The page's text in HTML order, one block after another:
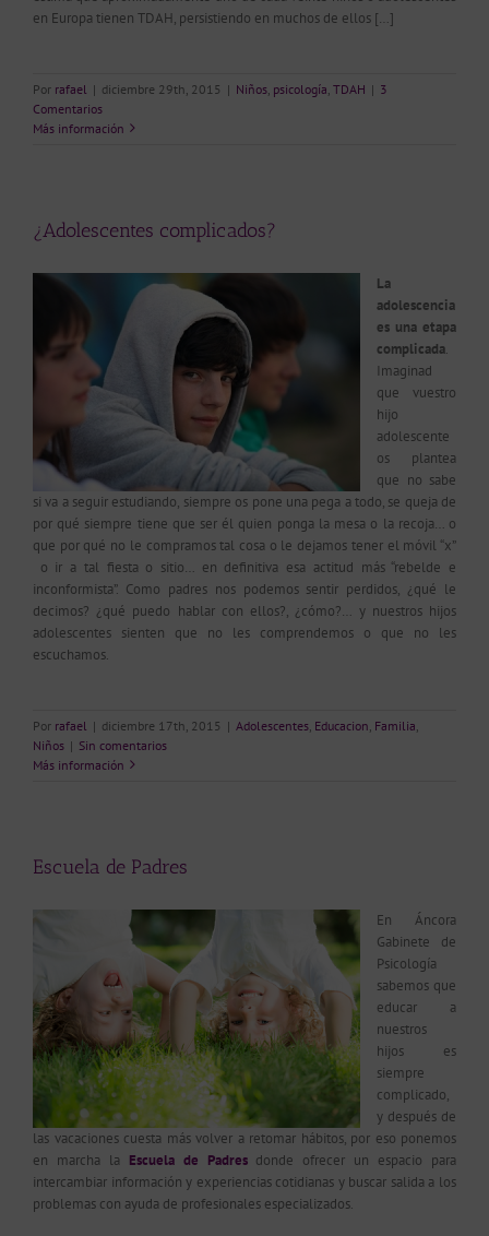
en Europa tienen TDAH, persistiendo en muchos de ellos […]
Por rafael | diciembre 29th, 2015 | Niños psicología TDAH | 3
Comentarios
Más información
¿Adolescentes complicados?
La
adolescencia
es una etapa
complicada.
Imaginad
que vuestro
hijo
adolescente
os plantea
que no sabe
si va a seguir estudiando, siempre os pone una pega a todo, se queja de
por qué siempre tiene que ser él quien ponga la mesa o la recoja… o
que por qué no le compramos tal cosa o le dejamos tener el móvil “x”
o ir a tal fiesta o sitio… en definitiva esa actitud más “rebelde e
inconformista”. Como padres nos podemos sentir perdidos, ¿qué le
decimos? ¿qué puedo hablar con ellos?, ¿cómo?… y nuestros hijos
adolescentes sienten que no les comprendemos o que no les
escuchamos.
Por rafael | diciembre 17th, 2015 | Adolescentes Educacion Familia
Niños | Sin comentarios
Más información
Escuela de Padres
En Áncora
Gabinete de
Psicología
sabemos que
educar a
nuestros
hijos es
siempre
complicado,
y después de
las vacaciones cuesta más volver a retomar hábitos, por eso ponemos
en marcha la Escuela de Padres donde ofrecer un espacio para
intercambiar información y experiencias cotidianas y buscar salida a los
problemas con ayuda de profesionales especializados.